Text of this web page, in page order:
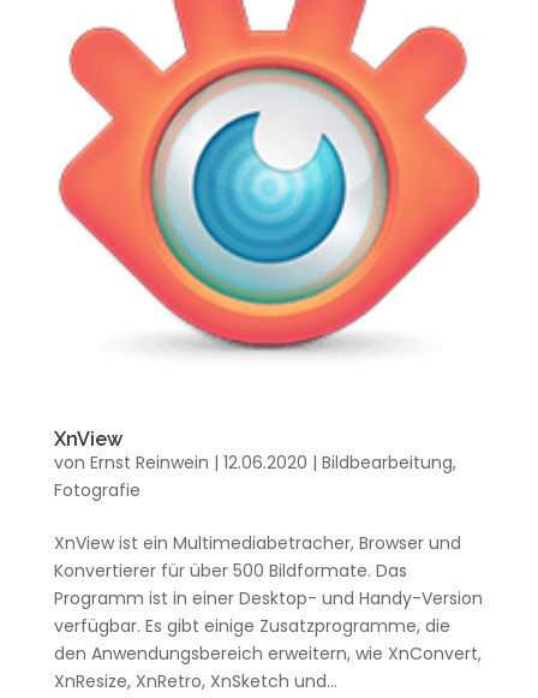
XnView
von Ernst Reinwein | 12.06.2020 | Bildbearbeitung,
Fotografie
XnView ist ein Multimediabetracher, Browser und
Konvertierer für über 500 Bildformate. Das
Programm ist in einer Desktop- und Handy-Version
verfügbar. Es gibt einige Zusatzprogramme, die
den Anwendungsbereich erweitern, wie XnConvert,
XnResize, XnRetro, XnSketch und...